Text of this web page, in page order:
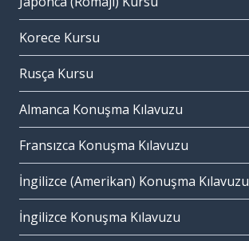
Korece Kursu
Rusça Kursu
Almanca Konuşma Kılavuzu
Fransızca Konuşma Kılavuzu
İngilizce (Amerikan) Konuşma Kılavuzu
İngilizce Konuşma Kılavuzu